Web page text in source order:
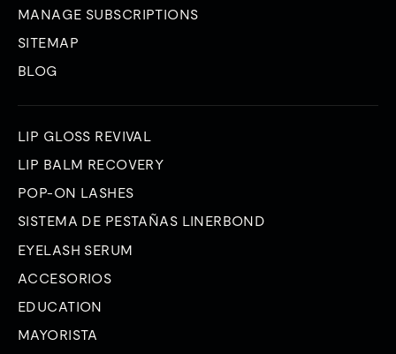
MANAGE SUBSCRIPTIONS
SITEMAP
BLOG
LIP GLOSS REVIVAL
LIP BALM RECOVERY
POP-ON LASHES
SISTEMA DE PESTAÑAS LINERBOND
EYELASH SERUM
ACCESORIOS
EDUCATION
MAYORISTA